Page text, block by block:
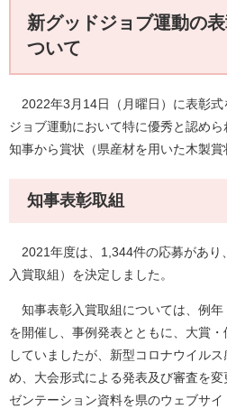
新グッドジョブ運動の
ついて
2022年3月14日（月曜日）に表彰式
ジョブ運動において特に優秀と認め
知事から賞状（県産材を用いた木製賞
知事表彰取組
2021年度は、1,344件の応募があり
入賞取組）を決定しました。
知事表彰入賞取組については、例年
を開催し、事例発表とともに、大賞
していましたが、新型コロナウイル
め、大会形式による発表及び審査を
ゼンテーション資料を県のウェブサ